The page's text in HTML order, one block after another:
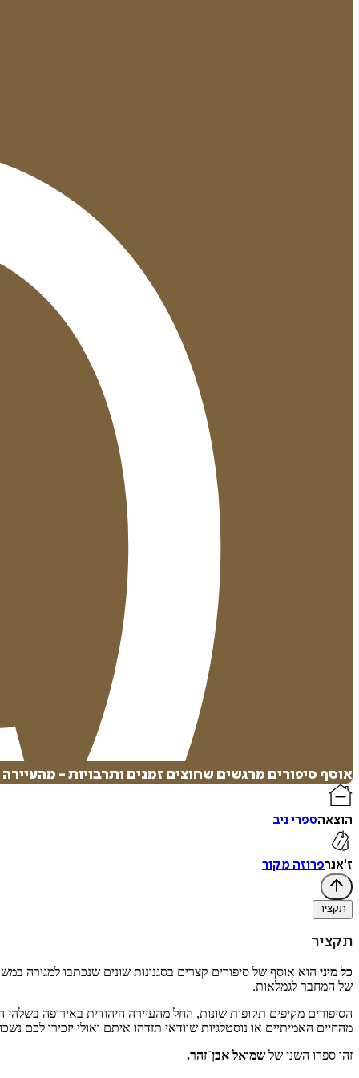
אוסף סיפורים מרגשים שחוצים זמנים ותרבויות -
הוצאהספרי ניב
ז'אנרפרוזה מקור
תקציר
תקציר
כל מיני הוא אוסף של סיפורים קצרים בסגנונות שונים שנכתבו למגירה
של המחבר לגמלאות.
מהחיים האמיתיים או נוסטלגיות שוודאי תזדהו איתם ואולי יזכירו לכם
זהו ספרו השני של שמואל אבן־זהר.